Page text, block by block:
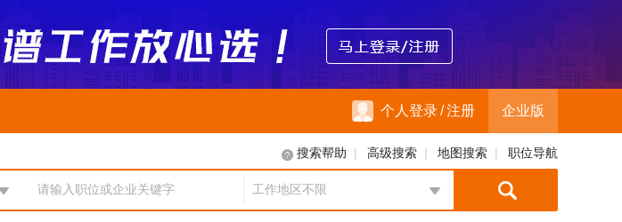
个人登录/注册 企业版
搜索帮助 | 高级搜索 | 地图搜索 | 职位导航
请输入职位或企业关键字 工作地区不限